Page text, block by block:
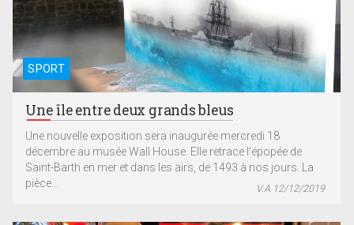
SPORT
Une île entre deux grands bleus
Une nouvelle exposition sera inaugurée mercredi 18
décembre au musée Wall House. Elle retrace l’épopée de
Saint-Barth en mer et dans les airs, de 1493 à nos jours. La
pièce...
V.A 12/12/2019